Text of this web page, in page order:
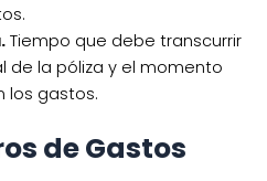
Tiempo que debe transcurrir
de la póliza y el momento
los gastos.
de Gastos